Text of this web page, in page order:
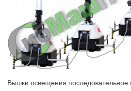
Вышки освещения последовательное